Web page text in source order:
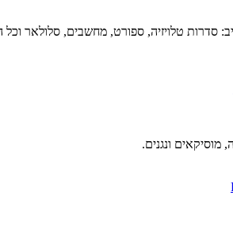
סדרות טלויזיה, ספורט, מחשבים, סלולאר
מוסיקאים ונגנים.